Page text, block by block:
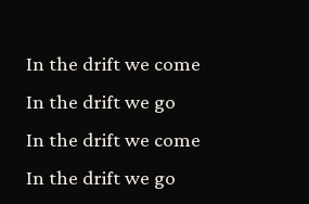
In the drift we come
In the drift we go
In the drift we come
In the drift we go